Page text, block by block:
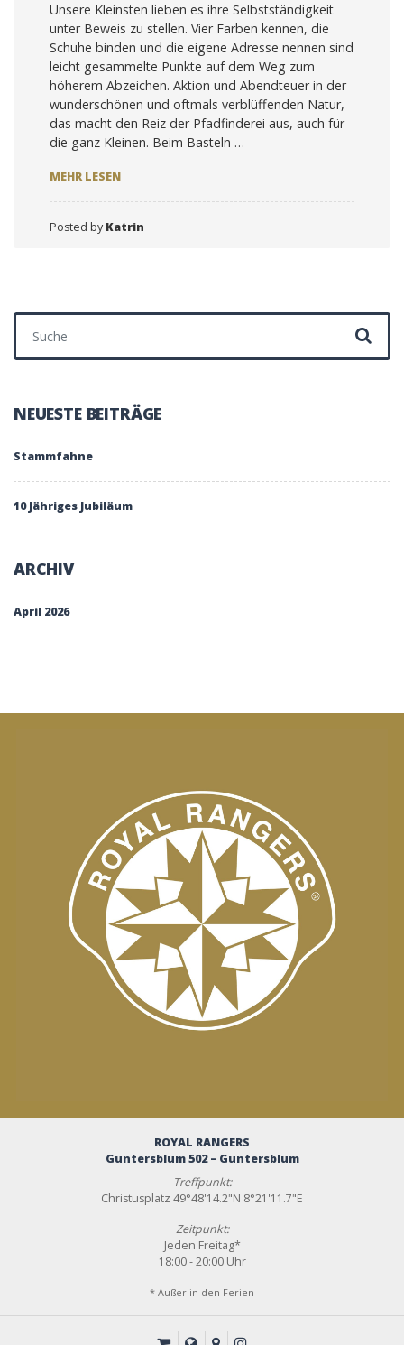
Unsere Kleinsten lieben es ihre Selbstständigkeit
unter Beweis zu stellen. Vier Farben kennen, die
Schuhe binden und die eigene Adresse nennen sind
leicht gesammelte Punkte auf dem Weg zum
höherem Abzeichen. Aktion und Abendteuer in der
wunderschönen und oftmals verblüffenden Natur,
das macht den Reiz der Pfadfinderei aus, auch für
die ganz Kleinen. Beim Basteln …
MEHR LESENENTDECKER
Posted by Katrin
NEUESTE BEITRÄGE
Stammfahne
10 Jähriges Jubiläum
ARCHIV
April 2026
ROYAL RANGERS
Guntersblum 502 – Guntersblum
Treffpunkt:
Christusplatz 49°48'14.2"N 8°21'11.7"E
Zeitpunkt:
Jeden Freitag*
18:00 - 20:00 Uhr
* Außer in den Ferien